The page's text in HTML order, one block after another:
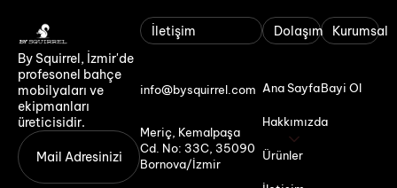
By Squirrel, İzmir'de
profesonel bahçe
mobilyaları ve
ekipmanları
üreticisidir.
İletişim
info@bysquirrel.com
Meriç, Kemalpaşa
Cd. No: 33C, 35090
Bornova/İzmir
Dolaşım
Ana Sayfa
Hakkımızda
Ürünler
Kurumsal
Bayi Ol